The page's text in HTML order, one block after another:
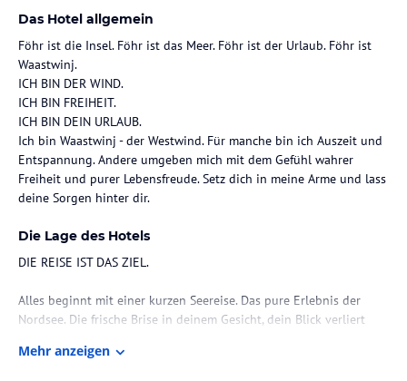
Das Hotel allgemein
Föhr ist die Insel. Föhr ist das Meer. Föhr ist der Urlaub. Föhr ist
Waastwinj.
ICH BIN DER WIND.
ICH BIN FREIHEIT.
ICH BIN DEIN URLAUB.
Ich bin Waastwinj - der Westwind. Für manche bin ich Auszeit und
Entspannung. Andere umgeben mich mit dem Gefühl wahrer
Freiheit und purer Lebensfreude. Setz dich in meine Arme und lass
deine Sorgen hinter dir.
Die Lage des Hotels
DIE REISE IST DAS ZIEL.
Alles beginnt mit einer kurzen Seereise. Das pure Erlebnis der
Nordsee. Die frische Brise in deinem Gesicht, dein Blick verliert
bist. Die Route nach Föhr bringt Sie von Dagebüll über das
Mehr anzeigen